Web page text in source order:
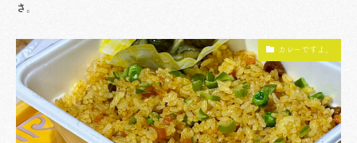
さ。
カレーですよ。